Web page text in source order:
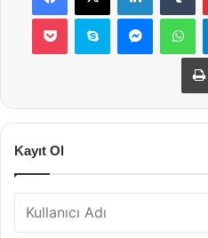
Pocket Skype
Kayıt Ol